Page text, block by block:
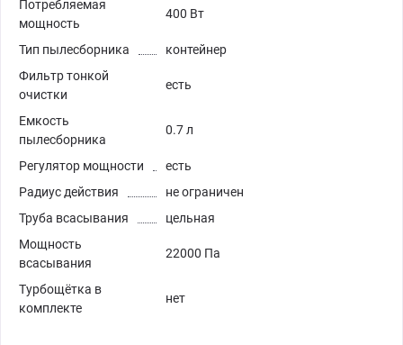
Потребляемая
мощность
400 Вт
Тип пылесборника
контейнер
Фильтр тонкой
очистки
есть
Емкость
пылесборника
0.7 л
Регулятор мощности
есть
Радиус действия
не ограничен
Труба всасывания
цельная
Мощность
всасывания
22000 Па
Турбощётка в
комплекте
нет